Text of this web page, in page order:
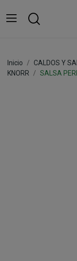
Inicio CALDOS Y
KNORR
SALSA